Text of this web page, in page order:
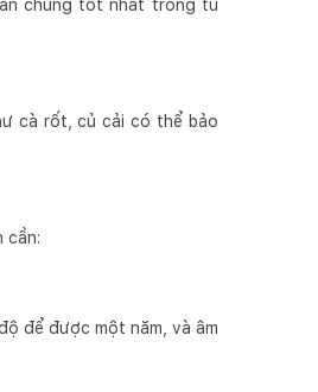
chúng tốt nhất trong tủ
cà rốt, củ cải có thể bảo
cần:
để được một năm, và âm